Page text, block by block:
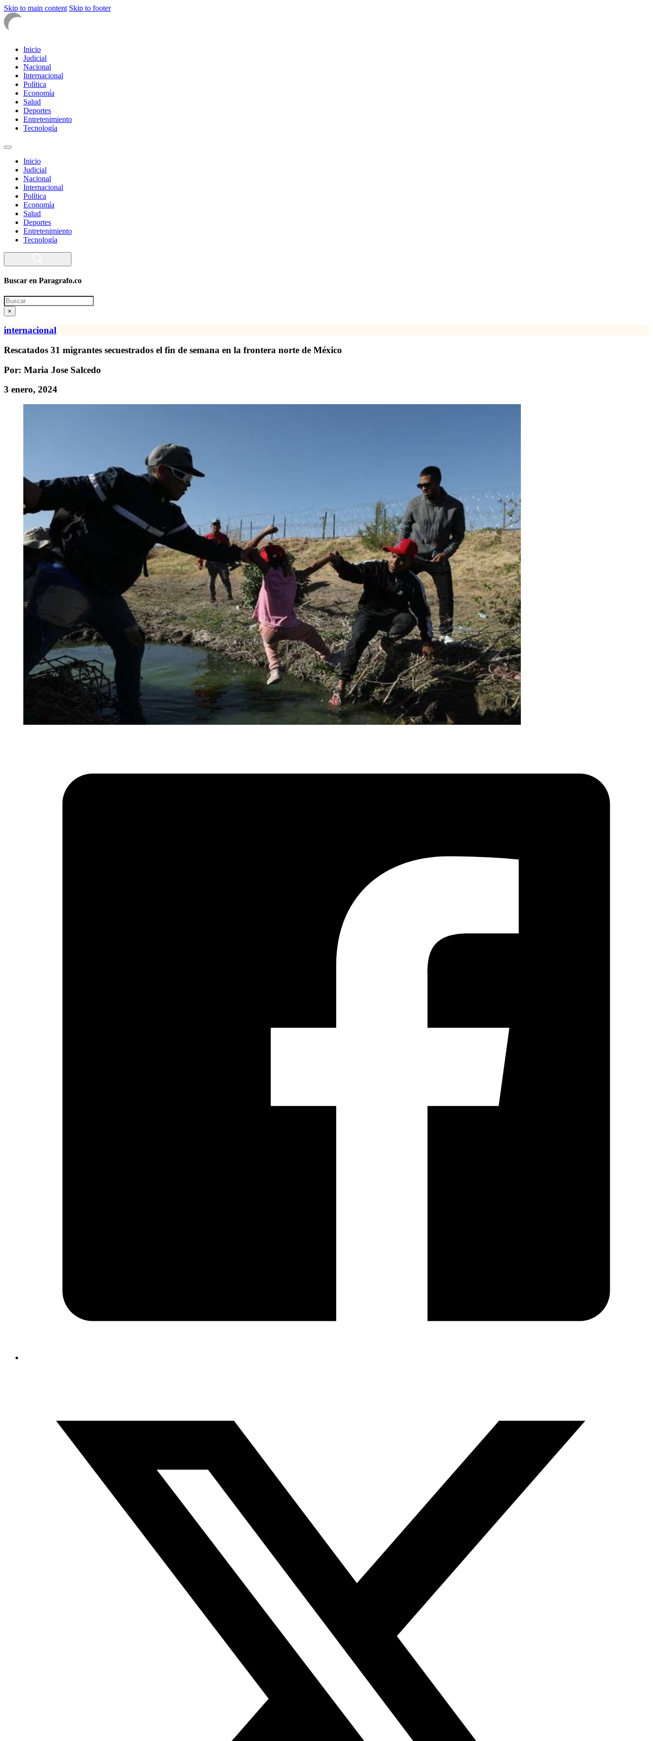
Skip to main content Skip to footer
Inicio
Judicial
Nacional
Internacional
Política
Economía
Salud
Deportes
Entretenimiento
Tecnología
Inicio
Judicial
Nacional
Internacional
Política
Economía
Salud
Deportes
Entretenimiento
Tecnología
Buscar en Paragrafo.co
Search
×
internacional
Rescatados 31 migrantes secuestrados el fin de semana en la frontera norte de México
Por: Maria Jose Salcedo
3 enero, 2024